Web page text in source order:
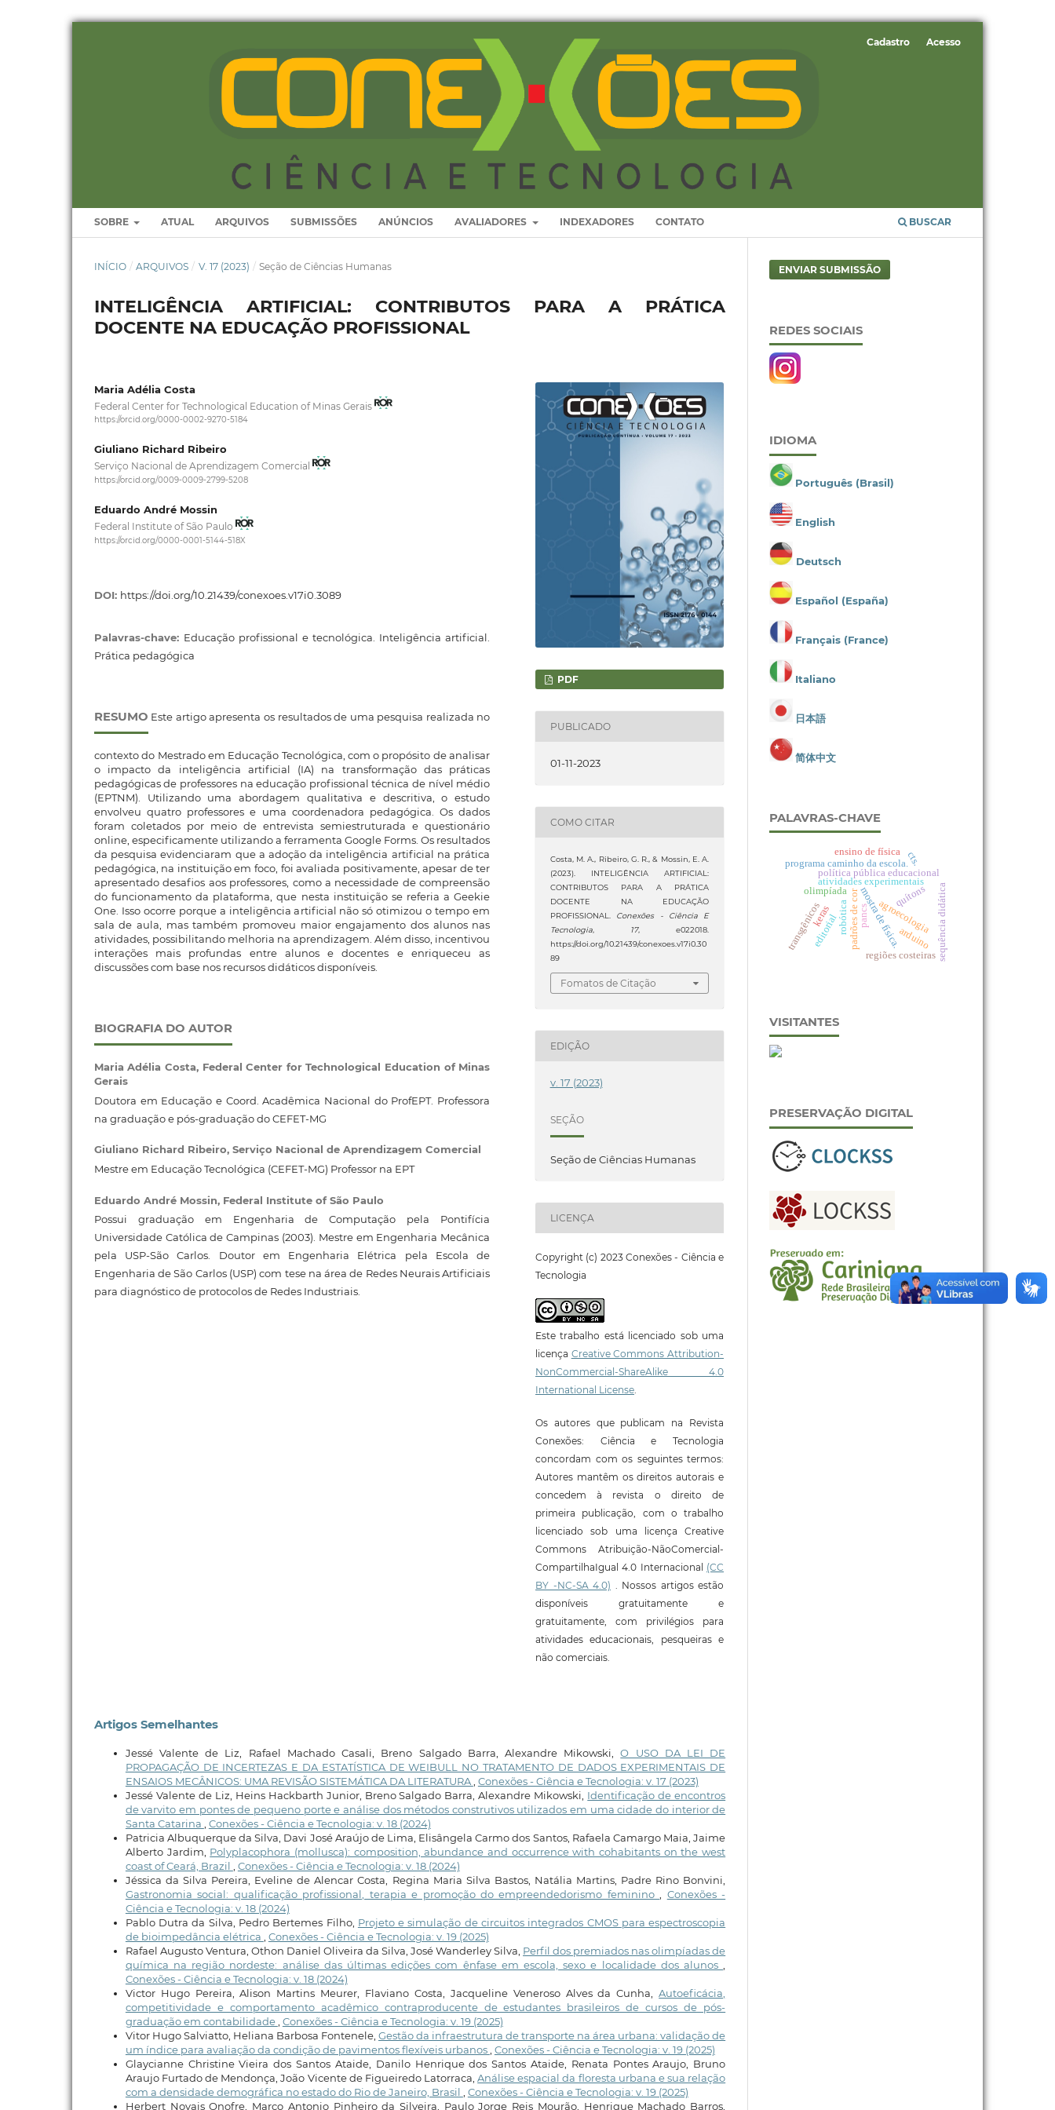
SOBRE ATUAL ARQUIVOS SUBMISSÕES ANÚNCIOS AVALIADORES INDEXADORES CONTATO BUSCAR
Cadastro Acesso
INÍCIO / ARQUIVOS / V. 17 (2023) / Seção de Ciências Humanas
INTELIGÊNCIA ARTIFICIAL: CONTRIBUTOS PARA A PRÁTICA
DOCENTE NA EDUCAÇÃO PROFISSIONAL
Maria Adélia Costa
Federal Center for Technological Education of Minas Gerais
https://orcid.org/0000-0002-9270-5184
Giuliano Richard Ribeiro
Serviço Nacional de Aprendizagem Comercial
https://orcid.org/0009-0009-2799-5208
Eduardo André Mossin
Federal Institute of São Paulo
https://orcid.org/0000-0001-5144-518X
DOI: https://doi.org/10.21439/conexoes.v17i0.3089
Palavras-chave: Educação profissional e tecnológica. Inteligência artificial.
Prática pedagógica
RESUMO Este artigo apresenta os resultados de uma pesquisa realizada no
contexto do Mestrado em Educação Tecnológica, com o propósito de analisar
o impacto da inteligência artificial (IA) na transformação das práticas
pedagógicas de professores na educação profissional técnica de nível médio
(EPTNM). Utilizando uma abordagem qualitativa e descritiva, o estudo
envolveu quatro professores e uma coordenadora pedagógica. Os dados
foram coletados por meio de entrevista semiestruturada e questionário
online, especificamente utilizando a ferramenta Google Forms. Os resultados
da pesquisa evidenciaram que a adoção da inteligência artificial na prática
pedagógica, na instituição em foco, foi avaliada positivamente, apesar de ter
apresentado desafios aos professores, como a necessidade de compreensão
do funcionamento da plataforma, que nesta instituição se referia a Geekie
One. Isso ocorre porque a inteligência artificial não só otimizou o tempo em
sala de aula, mas também promoveu maior engajamento dos alunos nas
atividades, possibilitando melhoria na aprendizagem. Além disso, incentivou
interações mais profundas entre alunos e docentes e enriqueceu as
discussões com base nos recursos didáticos disponíveis.
BIOGRAFIA DO AUTOR
Maria Adélia Costa, Federal Center for Technological Education of Minas
Gerais
Doutora em Educação e Coord. Acadêmica Nacional do ProfEPT. Professora
na graduação e pós-graduação do CEFET-MG
Giuliano Richard Ribeiro, Serviço Nacional de Aprendizagem Comercial
Mestre em Educação Tecnológica (CEFET-MG) Professor na EPT
Eduardo André Mossin, Federal Institute of São Paulo
Possui graduação em Engenharia de Computação pela Pontifícia
Universidade Católica de Campinas (2003). Mestre em Engenharia Mecânica
pela USP-São Carlos. Doutor em Engenharia Elétrica pela Escola de
Engenharia de São Carlos (USP) com tese na área de Redes Neurais Artificiais
para diagnóstico de protocolos de Redes Industriais.
PDF
PUBLICADO
01-11-2023
COMO CITAR
Costa, M. A., Ribeiro, G. R., & Mossin, E. A.
(2023). INTELIGÊNCIA ARTIFICIAL:
CONTRIBUTOS PARA A PRÁTICA
DOCENTE NA EDUCAÇÃO
PROFISSIONAL. Conexões - Ciência E
Tecnologia, 17, e022018.
https://doi.org/10.21439/conexoes.v17i0.30
89
Fomatos de Citação
EDIÇÃO
v. 17 (2023)
SEÇÃO
Seção de Ciências Humanas
LICENÇA
Copyright (c) 2023 Conexões - Ciência e
Tecnologia
Este trabalho está licenciado sob uma
licença Creative Commons Attribution-
NonCommercial-ShareAlike 4.0
International License.
Os autores que publicam na Revista
Conexões: Ciência e Tecnologia
concordam com os seguintes termos:
Autores mantêm os direitos autorais e
concedem à revista o direito de
primeira publicação, com o trabalho
licenciado sob uma licença Creative
Commons Atribuição-NãoComercial-
CompartilhaIgual 4.0 Internacional (CC
BY -NC-SA 4.0) . Nossos artigos estão
disponíveis gratuitamente e
gratuitamente, com privilégios para
atividades educacionais, pesqueiras e
não comerciais.
Artigos Semelhantes
Jessé Valente de Liz, Rafael Machado Casali, Breno Salgado Barra, Alexandre Mikowski,O USO DA LEI DE
PROPAGAÇÃO DE INCERTEZAS E DA ESTATÍSTICA DE WEIBULL NO TRATAMENTO DE DADOS EXPERIMENTAIS DE
ENSAIOS MECÂNICOS: UMA REVISÃO SISTEMÁTICA DA LITERATURA, Conexões - Ciência e Tecnologia: v. 17 (2023)
Jessé Valente de Liz, Heins Hackbarth Junior, Breno Salgado Barra, Alexandre Mikowski, Identificação de encontros
de varvito em pontes de pequeno porte e análise dos métodos construtivos utilizados em uma cidade do interior de
Santa Catarina , Conexões - Ciência e Tecnologia: v. 18 (2024)
Patricia Albuquerque da Silva, Davi José Araújo de Lima, Elisângela Carmo dos Santos, Rafaela Camargo Maia, Jaime
Alberto Jardim, Polyplacophora (mollusca): composition, abundance and occurrence with cohabitants on the west
coast of Ceará, Brazil , Conexões - Ciência e Tecnologia: v. 18 (2024)
Jéssica da Silva Pereira, Eveline de Alencar Costa, Regina Maria Silva Bastos, Natália Martins, Padre Rino Bonvini,
Gastronomia social: qualificação profissional, terapia e promoção do empreendedorismo feminino, Conexões -
Ciência e Tecnologia: v. 18 (2024)
Pablo Dutra da Silva, Pedro Bertemes Filho, Projeto e simulação de circuitos integrados CMOS para espectroscopia
de bioimpedância elétrica , Conexões - Ciência e Tecnologia: v. 19 (2025)
Rafael Augusto Ventura, Othon Daniel Oliveira da Silva, José Wanderley Silva, Perfil dos premiados nas olimpíadas de
química na região nordeste: análise das últimas edições com ênfase em escola, sexo e localidade dos alunos,
Conexões - Ciência e Tecnologia: v. 18 (2024)
Victor Hugo Pereira, Alison Martins Meurer, Flaviano Costa, Jacqueline Veneroso Alves da Cunha,Autoeficácia,
competitividade e comportamento acadêmico contraproducente de estudantes brasileiros de cursos de pós-
graduação em contabilidade, Conexões - Ciência e Tecnologia: v. 19 (2025)
Vitor Hugo Salviatto, Heliana Barbosa Fontenele, Gestão da infraestrutura de transporte na área urbana: validação de
um índice para avaliação da condição de pavimentos flexíveis urbanos, Conexões - Ciência e Tecnologia: v. 19 (2025)
Glaycianne Christine Vieira dos Santos Ataide, Danilo Henrique dos Santos Ataide, Renata Pontes Araujo, Bruno
Araujo Furtado de Mendonça, João Vicente de Figueiredo Latorraca,Análise espacial da floresta urbana e sua relação
com a densidade demográfica no estado do Rio de Janeiro, Brasil , Conexões - Ciência e Tecnologia: v. 19 (2025)
Herbert Novais Onofre, Marco Antonio Pinheiro da Silveira, Paulo Jorge Reis Mourão, Henrique Machado Barros,
ENVIAR SUBMISSÃO
REDES SOCIAIS
IDIOMA
Português (Brasil)
English
Deutsch
Español (España)
Français (France)
Italiano
日本語
简体中文
PALAVRAS-CHAVE
editorial padrões de cor
atividades experimentais
mostra de física.
política pública educacional
programa caminho da escola.
quítons
regiões costeiras
olimpíada
robótica
keras sequência didática
transgênicos
cts.
agroecologia
ensino de física
arduino
pancs
VISITANTES
PRESERVAÇÃO DIGITAL